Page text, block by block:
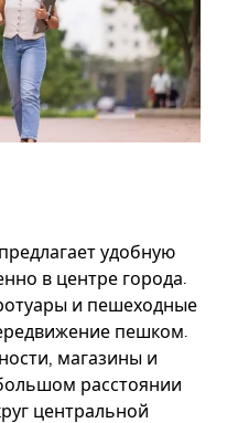
удобную
в центре города.
и пешеходные
пешком.
магазины и
расстоянии
центральной